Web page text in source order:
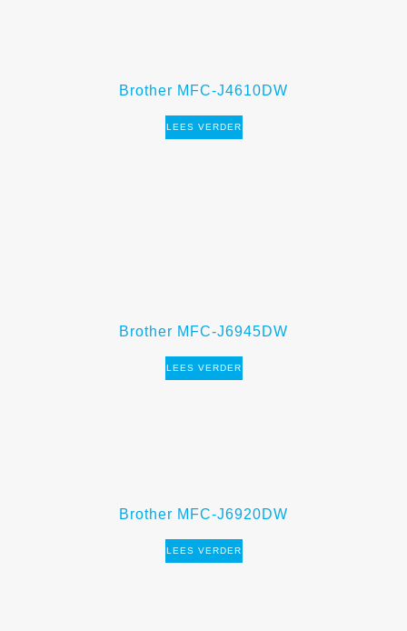
Brother MFC-J4610DW
LEES VERDER
Brother MFC-J6945DW
LEES VERDER
Brother MFC-J6920DW
LEES VERDER